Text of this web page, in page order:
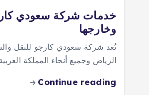
خدمات شركة سعودي
وخارجها
تُعد شركة سعودي كارجو للنقل
الرياض وجميع أنحاء المملكة
Continue reading